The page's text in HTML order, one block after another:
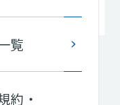
覧
約・